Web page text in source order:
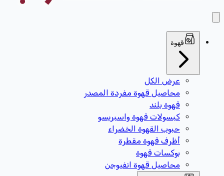
قهوة
عرض الكل
محاصيل قهوة مفردة المصدر
قهوة بلند
كبسولات قهوة واسبريسو
حبوب القهوة الخضراء
أظرف قهوة مقطرة
بوكسات قهوة
محاصيل قهوة انفيوجن